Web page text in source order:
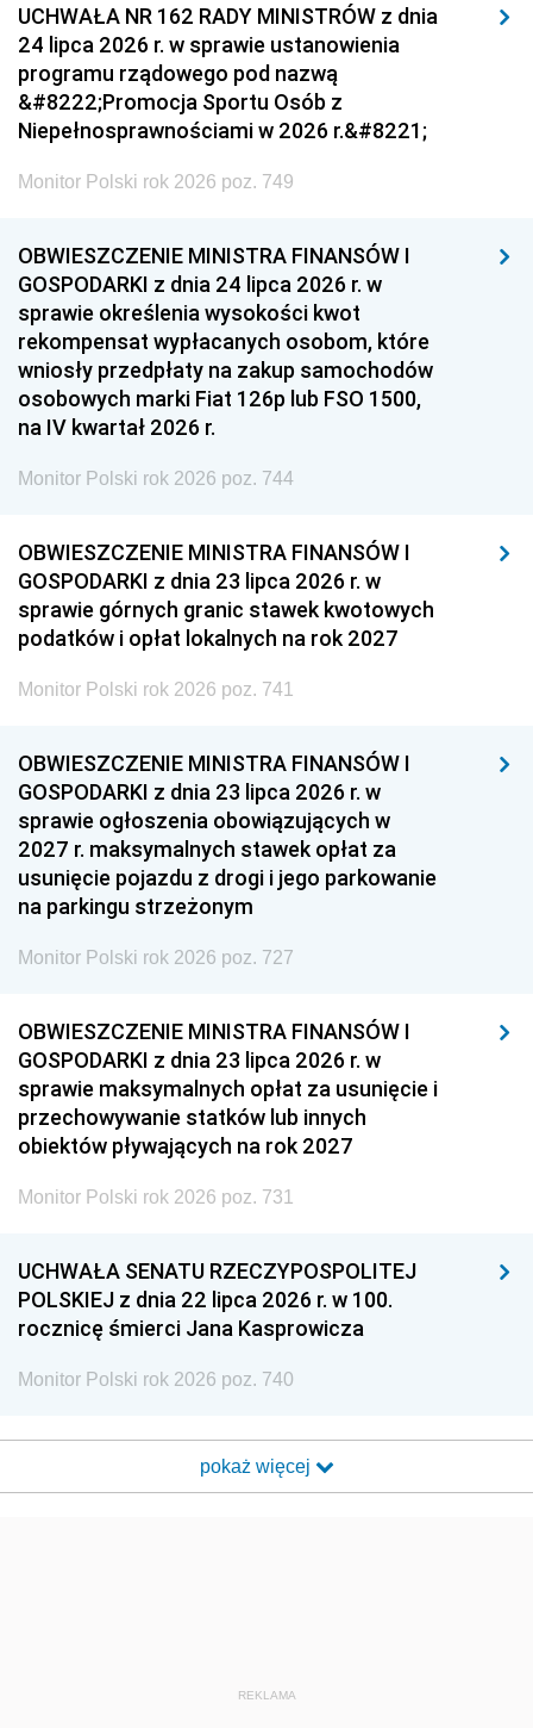
UCHWAŁA NR 162 RADY MINISTRÓW z dnia
24 lipca 2026 r. w sprawie ustanowienia
programu rządowego pod nazwą
&#8222;Promocja Sportu Osób z
Niepełnosprawnościami w 2026 r.&#8221;
Monitor Polski rok 2026 poz. 749
OBWIESZCZENIE MINISTRA FINANSÓW I
GOSPODARKI z dnia 24 lipca 2026 r. w
sprawie określenia wysokości kwot
rekompensat wypłacanych osobom, które
wniosły przedpłaty na zakup samochodów
osobowych marki Fiat 126p lub FSO 1500,
na IV kwartał 2026 r.
Monitor Polski rok 2026 poz. 744
OBWIESZCZENIE MINISTRA FINANSÓW I
GOSPODARKI z dnia 23 lipca 2026 r. w
sprawie górnych granic stawek kwotowych
podatków i opłat lokalnych na rok 2027
Monitor Polski rok 2026 poz. 741
OBWIESZCZENIE MINISTRA FINANSÓW I
GOSPODARKI z dnia 23 lipca 2026 r. w
sprawie ogłoszenia obowiązujących w
2027 r. maksymalnych stawek opłat za
usunięcie pojazdu z drogi i jego parkowanie
na parkingu strzeżonym
Monitor Polski rok 2026 poz. 727
OBWIESZCZENIE MINISTRA FINANSÓW I
GOSPODARKI z dnia 23 lipca 2026 r. w
sprawie maksymalnych opłat za usunięcie i
przechowywanie statków lub innych
obiektów pływających na rok 2027
Monitor Polski rok 2026 poz. 731
UCHWAŁA SENATU RZECZYPOSPOLITEJ
POLSKIEJ z dnia 22 lipca 2026 r. w 100.
rocznicę śmierci Jana Kasprowicza
Monitor Polski rok 2026 poz. 740
pokaż więcej
REKLAMA